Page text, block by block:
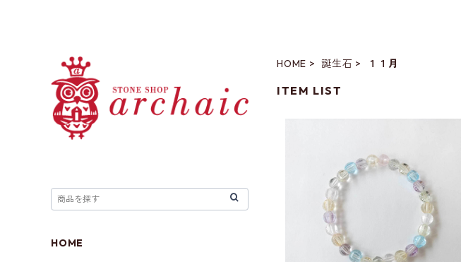
HOME 誕生石 １１月
ITEM LIST
カット入り・ミックスストーンのブレ
スレット(6mm)
HOME